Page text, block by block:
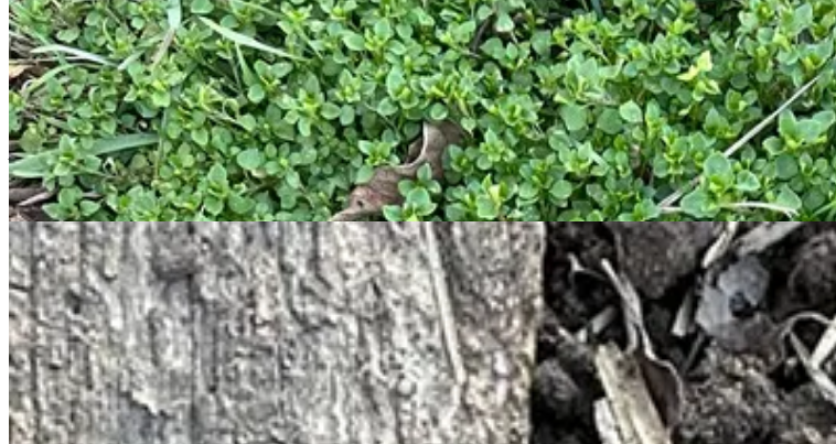
A tyúkhúr szezon is beindult. Számomra nagy boldogság, hiszen a tyúkhúr a mostani, vitaminhányos időszak bajnok
hasonlít a foltos bürökre, aminek főzetét használta Szókratész, amikor istentelenség vádja miatt halálra ítélték.
a két növényt, mert a bürök vastagabb szárú, és az ujjaink között szétmorzsolva a borbolyának ánizsos illata van.